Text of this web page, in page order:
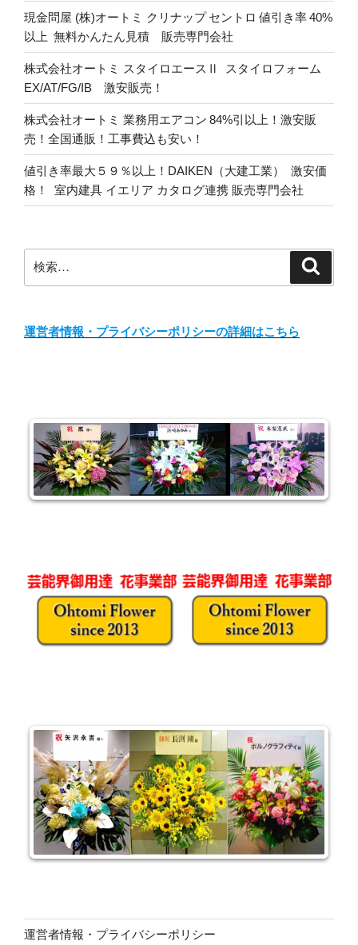
現金問屋 (株)オートミ クリナップ セントロ 値引き率 40%
以上 無料かんたん見積 販売専門会社
株式会社オートミ スタイロエースⅡ スタイロフォーム
EX/AT/FG/IB 激安販売！
株式会社オートミ 業務用エアコン 84%引以上！激安販
売！全国通販！工事費込も安い！
値引き率最大５９％以上！DAIKEN（大建工業） 激安価
格！ 室内建具 イエリア カタログ連携 販売専門会社
索:
運営者情報・プライバシーポリシーの詳細はこちら
運営者情報・プライバシーポリシー